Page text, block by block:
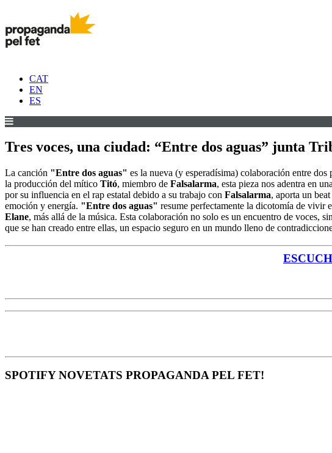
CAT
EN
ES
Tres voces, una ciudad: “Entre dos aguas” junta
La canción "Entre dos aguas" es la nueva (y esperadísima) colaboración entre
la producción del mítico Titó, miembro de Falsalarma, esta pieza nos adentra en
por su influencia en el rap estatal debido a su trabajo con Falsalarma, aporta un
emoción y energía. "Entre dos aguas" resume perfectamente la dicotomía de vivir
Elane, más allá de la música. Esta colaboración no solo es un encuentro de voces,
que se han creado entre ellas, un espacio seguro en un mundo lleno de
SPOTIFY NOVETATS PROPAGANDA PEL FET!